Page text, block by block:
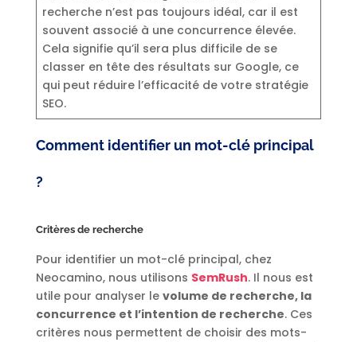
recherche n’est pas toujours idéal, car il est
souvent associé à une concurrence élevée.
Cela signifie qu’il sera plus difficile de se
classer en tête des résultats sur Google, ce
qui peut réduire l’efficacité de votre stratégie
SEO.
Comment identifier un mot-clé principal
?
Critères de recherche
Pour identifier un mot-clé principal, chez
Neocamino, nous utilisons SemRush. Il nous est
utile pour analyser le volume de recherche, la
concurrence et l’intention de recherche. Ces
critères nous permettent de choisir des mots-